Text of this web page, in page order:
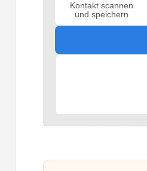
Kontakt scannen
und speichern